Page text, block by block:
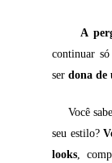
A
continuar
ser dona de
Você sabe
seu estilo?
looks ,